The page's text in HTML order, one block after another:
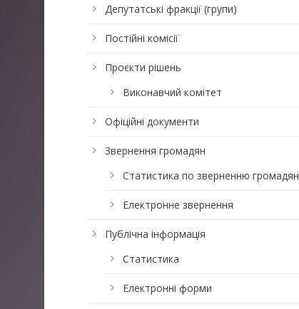
Депутатські фракції (групи)
Постійні комісії
Проєкти рішень
Виконавчий комітет
Офіційні документи
Звернення громадян
Статистика по зверненню громадян
Електронне звернення
Публічна інформація
Статистика
Електронні форми